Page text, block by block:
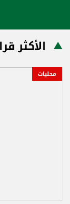
الأكثر
محليات